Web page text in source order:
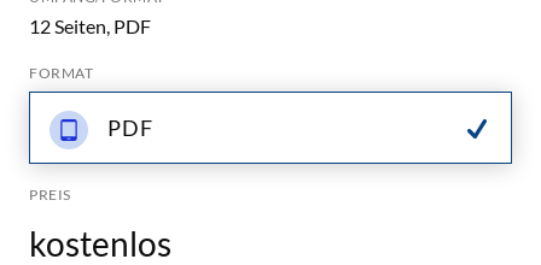
12 Seiten, PDF
FORMAT
PDF
PREIS
kostenlos